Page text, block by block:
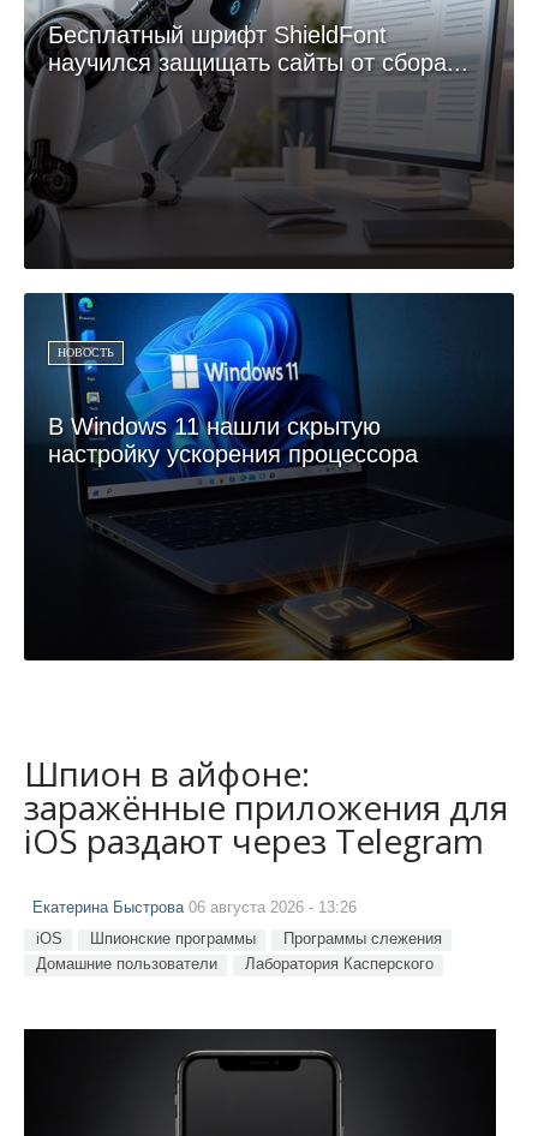
Бесплатный шрифт ShieldFont
научился защищать сайты от сбора...
НОВОСТЬ
В Windows 11 нашли скрытую
настройку ускорения процессора
Шпион в айфоне:
заражённые приложения для
iOS раздают через Telegram
Екатерина Быстрова06 августа 2026 - 13:26
iOS Шпионские программы
Программы слежения
Домашние пользователи
Лаборатория Касперского